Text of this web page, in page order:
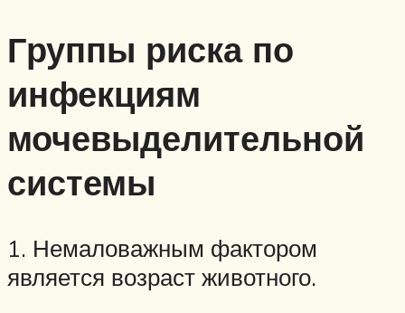
Группы риска по
инфекциям
мочевыделительной
системы
1. Немаловажным фактором
является возраст животного.